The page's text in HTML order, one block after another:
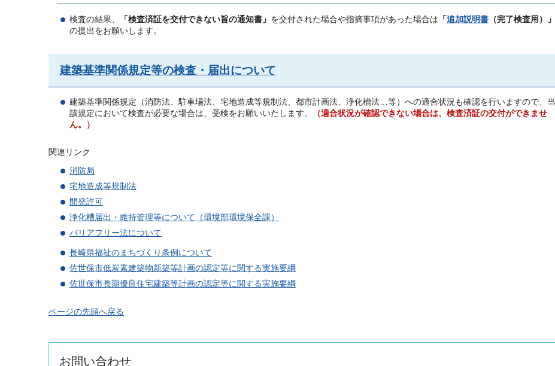
検査の結果、 「検査済証を交付できない旨の通知書」 を交付された場合や指摘事項があった場合は 「追加説明書 （完了検査用）」
の提出をお願いします。
建築基準関係規定等の検査・届出について
建築基準関係規定（消防法、駐車場法、宅地造成等規制法、都市計画法、浄化槽法…等）への適合状況も確認を行いますので、当
該規定において検査が必要な場合は、受検をお願いいたします。
（適合状況が確認できない場合は、検査済証の交付ができませ
ん。）
関連リンク
消防局
宅地造成等規制法
開発許可
浄化槽届出・維持管理等について （環境部環境保全課）
バリアフリー法について
長崎県福祉のまちづくり条例について
佐世保市低炭素建築物新築等計画の認定等に関する実施要綱
佐世保市長期優良住宅建築等計画の認定等に関する実施要綱
ページの先頭へ戻る
お問い合わせ